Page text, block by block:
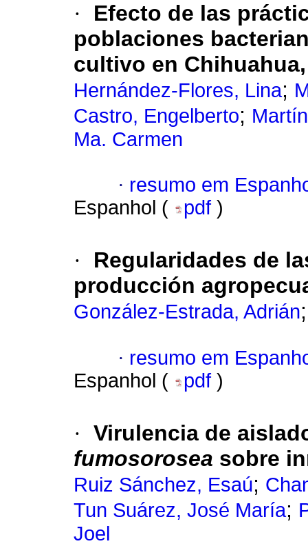
·
Efecto de las
poblaciones
cultivo en
Hernández-Flores, Lina;
Castro, Engelberto;
Ma. Carmen
· resumo em
Espanhol (
pdf )
·
Regularidades de
producción
González-Estrada, Adrián
· resumo em
Espanhol (
pdf )
· Virulencia de
fumosorosea sobre
Ruiz Sánchez, Esaú;
Tun Suárez, José María;
Joel